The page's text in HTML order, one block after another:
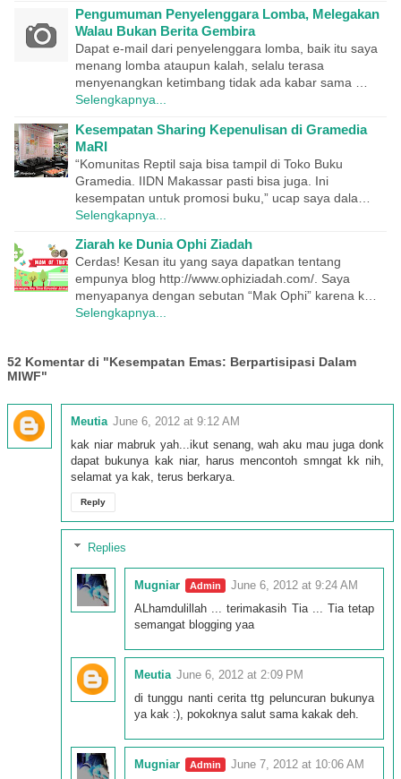
Pengumuman Penyelenggara Lomba, Melegakan
Walau Bukan Berita Gembira
Dapat e-mail dari penyelenggara lomba, baik itu saya
menang lomba ataupun kalah, selalu terasa
menyenangkan ketimbang tidak ada kabar sama …
Selengkapnya...
Kesempatan Sharing Kepenulisan di Gramedia
MaRI
“Komunitas Reptil saja bisa tampil di Toko Buku
Gramedia. IIDN Makassar pasti bisa juga. Ini
kesempatan untuk promosi buku,” ucap saya dala…
Selengkapnya...
Ziarah ke Dunia Ophi Ziadah
Cerdas! Kesan itu yang saya dapatkan tentang
empunya blog http://www.ophiziadah.com/. Saya
menyapanya dengan sebutan “Mak Ophi” karena k…
Selengkapnya...
52 Komentar di "Kesempatan Emas: Berpartisipasi Dalam
MIWF"
Meutia June 6, 2012 at 9:12 AM
kak niar mabruk yah...ikut senang, wah aku mau juga donk
dapat bukunya kak niar, harus mencontoh smngat kk nih,
selamat ya kak, terus berkarya.
Reply
Replies
Mugniar
June 6, 2012 at 9:24 AM
ALhamdulillah ... terimakasih Tia ... Tia tetap
semangat blogging yaa
Meutia June 6, 2012 at 2:09 PM
di tunggu nanti cerita ttg peluncuran bukunya
ya kak :), pokoknya salut sama kakak deh.
Mugniar
June 7, 2012 at 10:06 AM